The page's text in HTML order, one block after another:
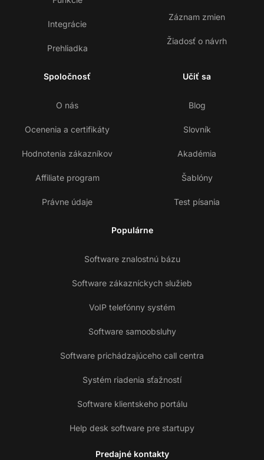
Integrácie
Prehliadka
Záznam zmien
Žiadosť o návrh
Spoločnosť
O nás
Ocenenia a certifikáty
Hodnotenia zákazníkov
Affiliate program
Právne údaje
Učiť sa
Blog
Slovník
Akadémia
Šablóny
Test písania
Populárne
Software znalostnú bázu
Software zákazníckych služieb
VoIP telefónny systém
Software samoobsluhy
Software prichádzajúceho call centra
Systém riadenia sťažností
Software klientskeho portálu
Help desk software pre startupy
Predajné kontakty